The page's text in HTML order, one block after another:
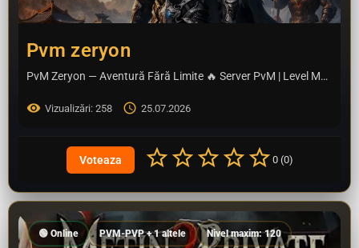
Pvm zeryon
PvM Zeryon — Aventură Fără Limite 🔥 Server PvM | Level Maxim 120 | Rate 200% Bine ai venit pe PvM…
Vizualizări: 258 25.07.2026
0 (0)
🟢 Online PVM-PVP + 1 altele Nivel maxim: 120